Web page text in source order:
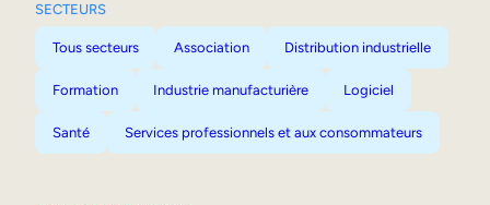
SECTEURS
Tous secteurs Association Distribution industrielle
Formation Industrie manufacturière Logiciel
Santé Services professionnels et aux consommateurs